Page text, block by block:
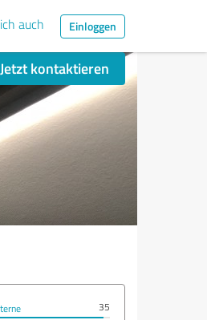
auch Einloggen
Jetzt kontaktieren
35